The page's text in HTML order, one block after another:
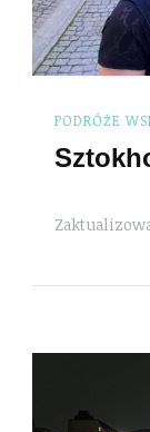
PODRÓŻE